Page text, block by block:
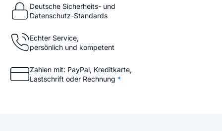
Deutsche Sicherheits- und
Datenschutz-Standards
Echter Service,
persönlich und kompetent
Zahlen mit: PayPal, Kreditkarte,
Lastschrift oder Rechnung *